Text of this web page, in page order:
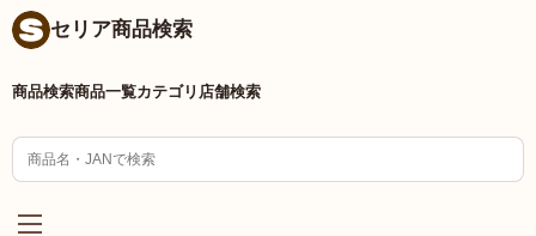
セリア商品検索
商品検索商品一覧カテゴリ 店舗検索